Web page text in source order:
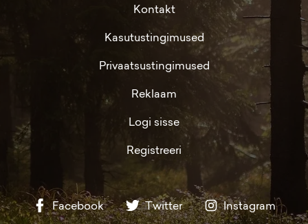
Kontakt
Kasutustingimused
Privaatsustingimused
Reklaam
Logi sisse
Registreeri
Facebook Twitter Instagram